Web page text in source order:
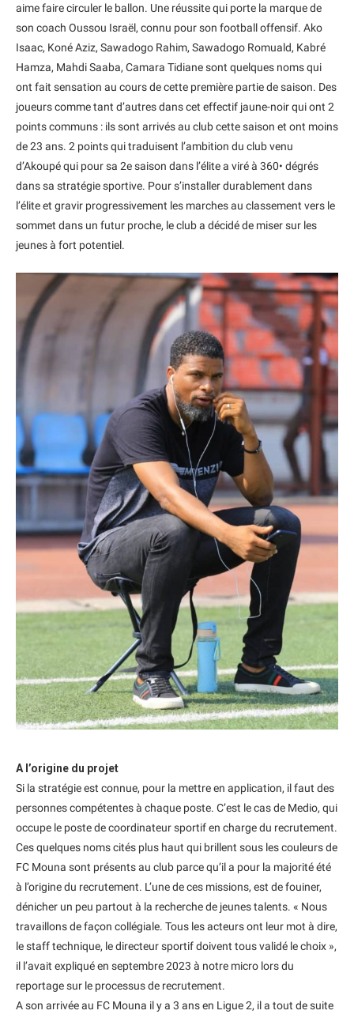
aime faire circuler le ballon. Une réussite qui porte la marque de
son coach Oussou Israël, connu pour son football offensif. Ako
Isaac, Koné Aziz, Sawadogo Rahim, Sawadogo Romuald, Kabré
Hamza, Mahdi Saaba, Camara Tidiane sont quelques noms qui
ont fait sensation au cours de cette première partie de saison. Des
joueurs comme tant d’autres dans cet effectif jaune-noir qui ont 2
points communs : ils sont arrivés au club cette saison et ont moins
de 23 ans. 2 points qui traduisent l’ambition du club venu
d’Akoupé qui pour sa 2e saison dans l’élite a viré à 360• dégrés
dans sa stratégie sportive. Pour s’installer durablement dans
l’élite et gravir progressivement les marches au classement vers le
sommet dans un futur proche, le club a décidé de miser sur les
jeunes à fort potentiel.
A l’origine du projet
Si la stratégie est connue, pour la mettre en application, il faut des
personnes compétentes à chaque poste. C’est le cas de Medio, qui
occupe le poste de coordinateur sportif en charge du recrutement.
Ces quelques noms cités plus haut qui brillent sous les couleurs de
FC Mouna sont présents au club parce qu’il a pour la majorité été
à l’origine du recrutement. L’une de ces missions, est de fouiner,
dénicher un peu partout à la recherche de jeunes talents. « Nous
travaillons de façon collégiale. Tous les acteurs ont leur mot à dire,
le staff technique, le directeur sportif doivent tous validé le choix »,
il l’avait expliqué en septembre 2023 à notre micro lors du
reportage sur le processus de recrutement.
A son arrivée au FC Mouna il y a 3 ans en Ligue 2, il a tout de suite